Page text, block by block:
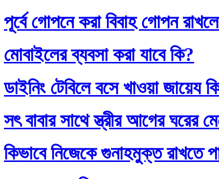
পূর্বে গোপনে করা বিবাহ গোপন
মোবাইলের ব্যবসা করা যাবে কি?
ডাইনিং টেবিলে বসে খাওয়া জায়েয
সৎ বাবার সাথে স্ত্রীর আগের ঘরের
কিভাবে নিজেকে গুনাহমুক্ত রাখতে